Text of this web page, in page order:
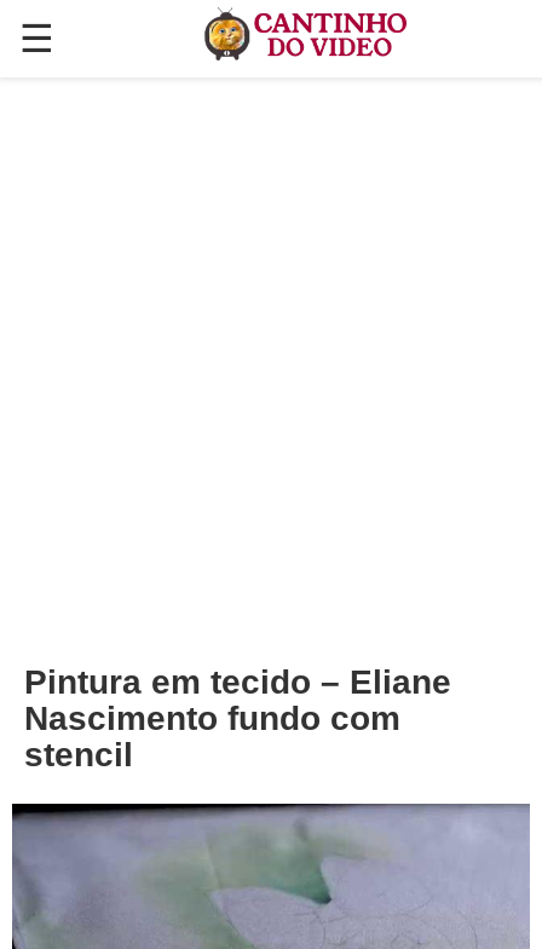
☰
✕
Pintura em tecido – Eliane
Nascimento fundo com
stencil